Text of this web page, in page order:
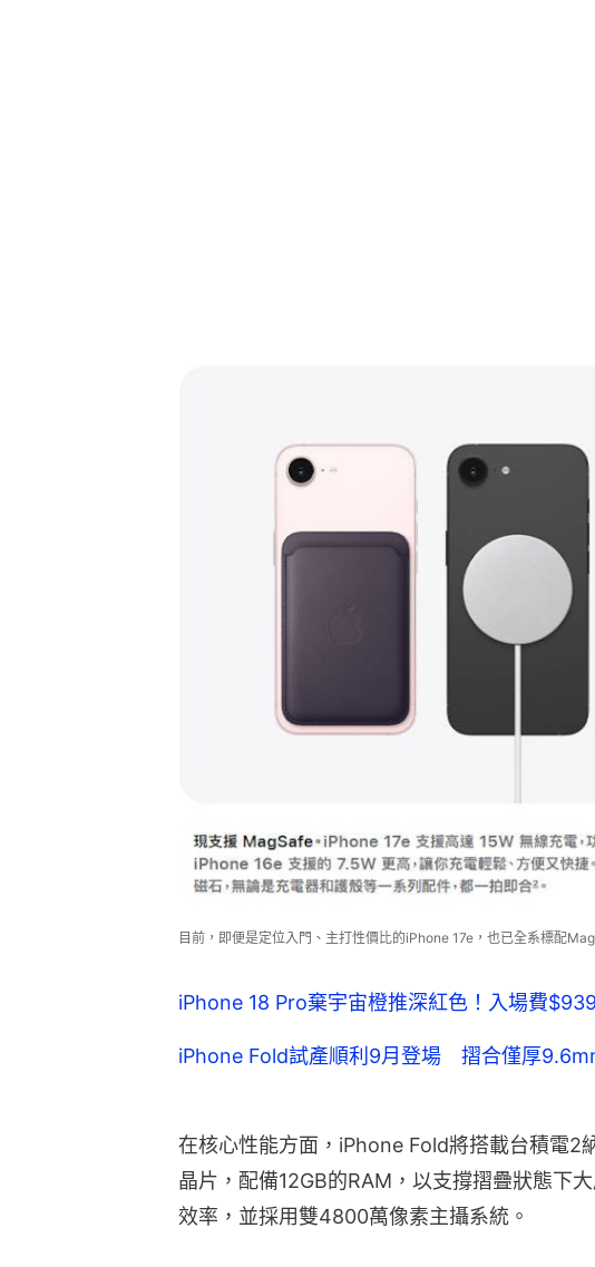
目前，即便是定位入門、主打性價比的iPhone 17e，也已全系標配
iPhone 18 Pro棄宇宙橙推深紅色！入場費
iPhone Fold試產順利9月登場 摺合僅厚
在核心性能方面，iPhone Fold將搭載台積電2
晶片，配備12GB的RAM，以支撐摺疊狀態下
效率，並採用雙4800萬像素主攝系統。